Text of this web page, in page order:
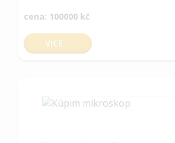
cena: 100000 kč
VÍCE